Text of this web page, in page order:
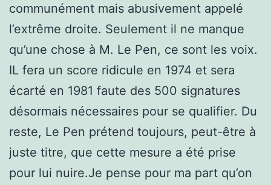
communément mais abusivement appelé
l’extrême droite. Seulement il ne manque
qu’une chose à M. Le Pen, ce sont les voix.
IL fera un score ridicule en 1974 et sera
écarté en 1981 faute des 500 signatures
désormais nécessaires pour se qualifier. Du
reste, Le Pen prétend toujours, peut-être à
juste titre, que cette mesure a été prise
pour lui nuire.Je pense pour ma part qu’on